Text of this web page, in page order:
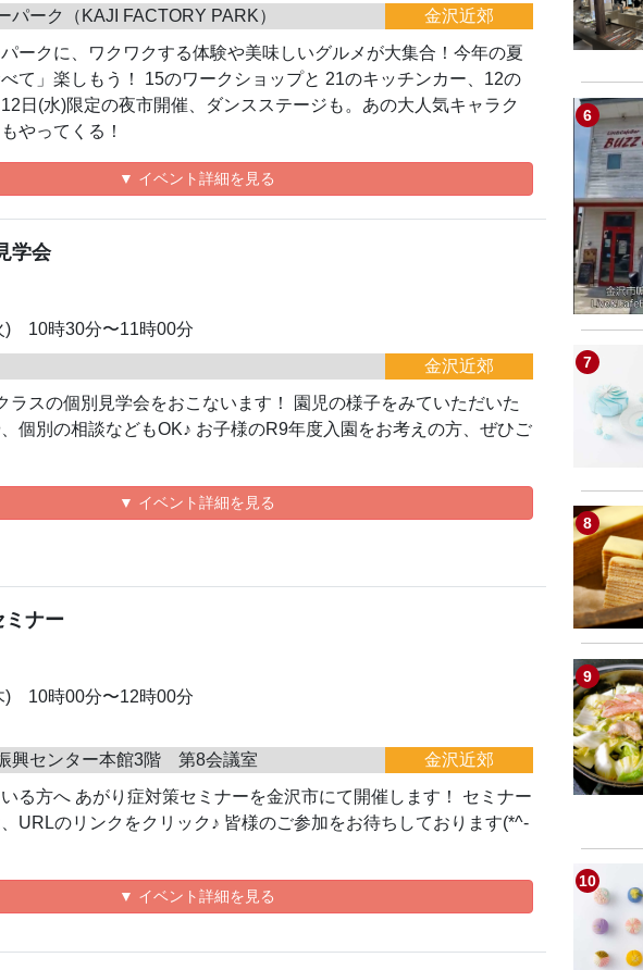
パーク（KAJI FACTORY PARK）
金沢近郊
ークに、ワクワクする体験や美味しいグルメが大集合！今年の夏
て」楽しもう！ 15のワークショップと 21のキッチンカー、12の
日(水)限定の夜市開催、ダンスステージも。あの大人気キャラク
やってくる！
▼ イベント詳細を見る
学会
) 10時30分〜11時00分
金沢近郊
ラスの個別見学会をおこないます！ 園児の様子をみていただいた
個別の相談などもOK♪ お子様のR9年度入園をお考えの方、ぜひご
▼ イベント詳細を見る
ミナー
) 10時00分〜12時00分
興センター本館3階 第8会議室
金沢近郊
る方へ あがり症対策セミナーを金沢市にて開催します！ セミナー
URLのリンクをクリック♪ 皆様のご参加をお待ちしております(*^-
▼ イベント詳細を見る